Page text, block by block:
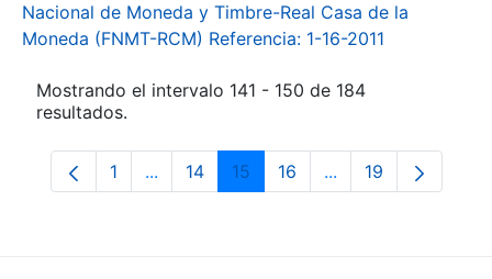
Nacional de Moneda y Timbre-Real Casa de la
Moneda (FNMT-RCM) Referencia: 1-16-2011
Mostrando el intervalo 141 - 150 de 184
resultados.
Página
1 ...Páginas intermedias Use TAB para
Página
14 Página
15 Página
16 ...PáginasPágina
19